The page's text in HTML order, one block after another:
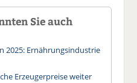
Sie auch
2025: Ernährungsindustrie
Erzeugerpreise weiter